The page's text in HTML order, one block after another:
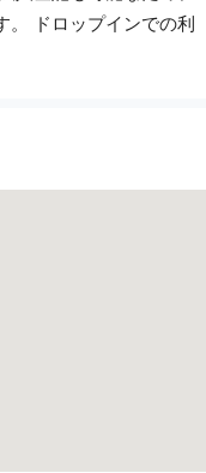
。 ドロップインでの利